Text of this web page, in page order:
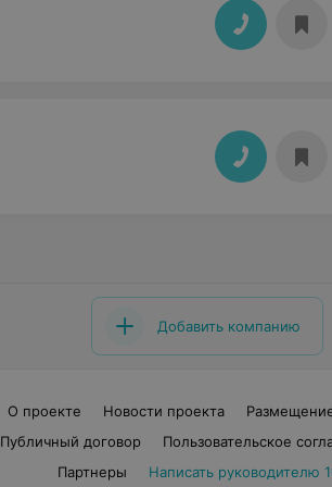
Добавить компанию
О проекте Новости проекта
Публичный договор
Пользовательское
Партнеры
Написать руководителю